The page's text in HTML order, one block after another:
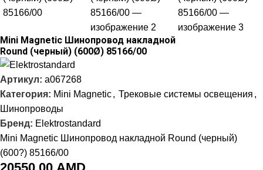
Mini Magnetic Шинопровод накладной
Round (черный) (600Ø) 85166/00
Артикул: a067268
Категория: Mini Magnetic, Трековые системы освещения ,
Шинопроводы
Бренд: Elektrostandard
Mini Magnetic Шинопровод накладной Round (черный)
(600?) 85166/00